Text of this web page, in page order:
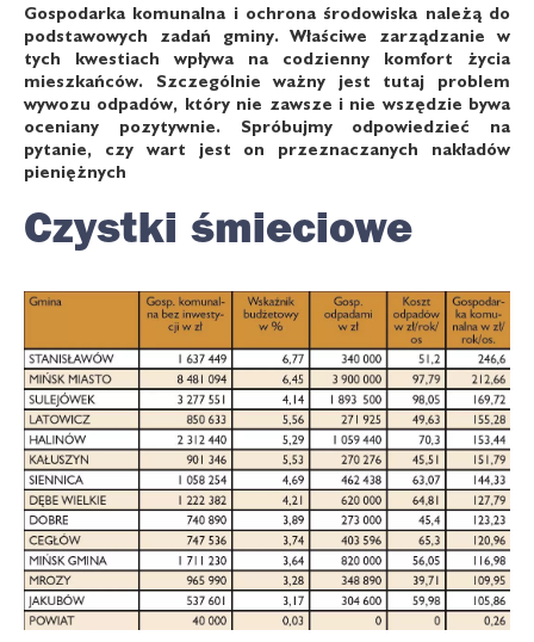
Gospodarka komunalna i ochrona środowiska należą do
podstawowych zadań gminy. Właściwe zarządzanie w
tych kwestiach wpływa na codzienny komfort życia
mieszkańców. Szczególnie ważny jest tutaj problem
wywozu odpadów, który nie zawsze i nie wszędzie bywa
oceniany pozytywnie. Spróbujmy odpowiedzieć na
pytanie, czy wart jest on przeznaczanych nakładów
pieniężnych
Czystki śmieciowe